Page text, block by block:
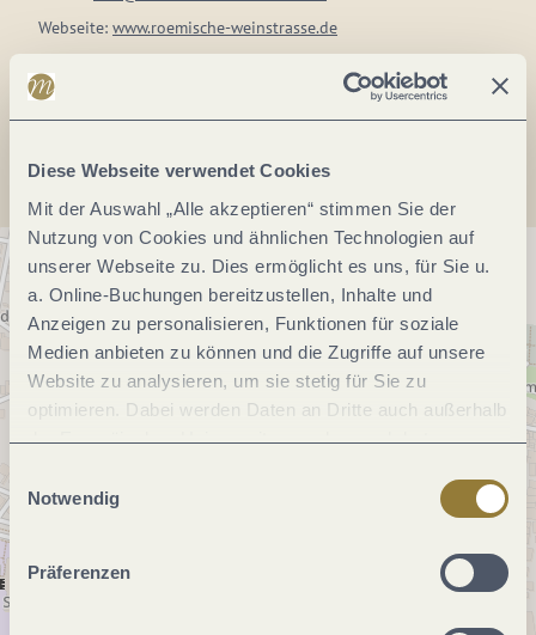
Diese Webseite verwendet Cookies
Mit der Auswahl „Alle akzeptieren“ stimmen Sie der
Nutzung von Cookies und ähnlichen Technologien auf
unserer Webseite zu. Dies ermöglicht es uns, für Sie u.
a. Online-Buchungen bereitzustellen, Inhalte und
Anzeigen zu personalisieren, Funktionen für soziale
Medien anbieten zu können und die Zugriffe auf unsere
Website zu analysieren, um sie stetig für Sie zu
optimieren. Dabei werden Daten an Dritte auch außerhalb
der Europäischen Union weitergegeben und dort
jederzeit widerrufen werden. Mit der Auswahl "Alle
ablehnen" kann es zu Beeinträchtigungen in der Nutzung
Notwendig
Präferenzen
Webseite: www.roemische-weinstrasse.de
Anreise planen